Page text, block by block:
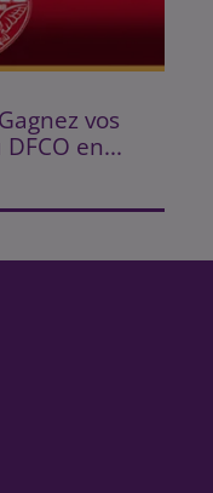
vos
en...